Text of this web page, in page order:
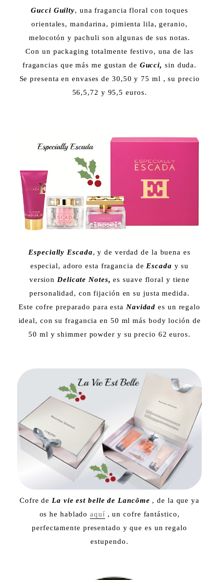
Gucci Guilty, una fragancia floral con toques
orientales, mandarina, pimienta lila, geranio,
melocotón y pachuli son algunas de sus notas.
Con un packaging totalmente festivo, una de las
fragancias que más me gustan de Gucci, sin duda.
Se presenta en envases de 30,50 y 75 ml , su precio
56,5,72 y 95,5 euros.
Especially Escada, y de verdad de la buena es
especial, adoro esta fragancia de Escada y su
version Delicate Notes, es suave floral y tiene
personalidad, con fijación en su justa medida.
Este cofre preparado para esta Navidades un regalo
ideal, con su fragancia en 50 ml más body loción de
50 ml y shimmer powder y su precio 62 euros.
Cofre de La vie est belle de Lancôme , de la que ya
os he habladoaquí , un cofre fantástico,
perfectamente presentado y que es un regalo
estupendo.